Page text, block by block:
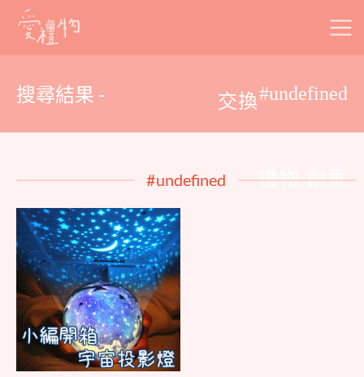
Skip
搜尋結果 - #undefined
交換
禮物 創意
#undefined